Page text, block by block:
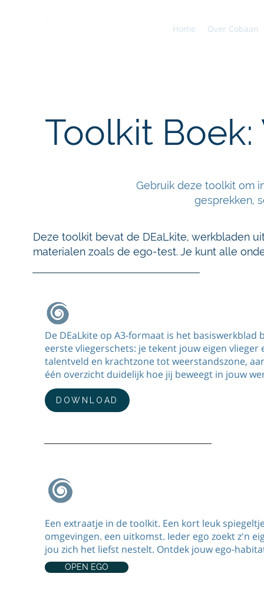
Home Over Cobaan
Toolkit
Gebruik deze toolkit om
gesprekken,
Deze toolkit bevat de DEaLkite, werkbladen
materialen zoals de ego-test. Je kunt alle
De DEaLkite op A3-formaat is het basiswerkblad
eerste vliegerschets: je tekent jouw eigen
talentveld en krachtzone tot weerstandszone,
één overzicht duidelijk hoe jij beweegt in jouw
DOWNLOAD
Een extraatje in de toolkit. Een kort leuk
omgevingen. een uitkomst. Ieder ego zoekt z'n
jou zich het liefst nestelt. Ontdek jouw ego-
OPEN EGO